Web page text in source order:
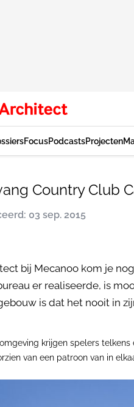
FocusPodcastsProjecten
Country Club
03 sep. 2015
bij Mecanoo kom je
er realiseerde, is
is dat het nooit in
krijgen spelers
van een patroon van in